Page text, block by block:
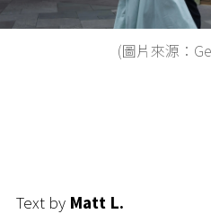
(圖片來源：
Text by Matt L.